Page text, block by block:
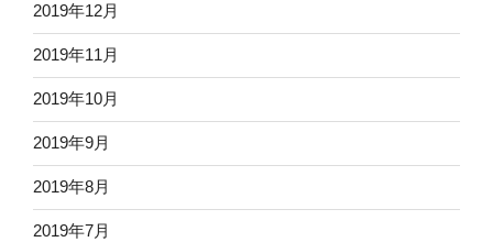
2019年12月
2019年11月
2019年10月
2019年9月
2019年8月
2019年7月